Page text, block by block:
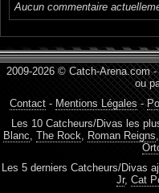
Aucun commentaire
2009-2026 © Catch-Arena.com
ou
Contact - Mentions Légales-
Les 10 Catcheurs/Divas les
Blanc, The Rock, Roman Reigns,
Les 5 derniers Catcheurs/Divas
Jr, Cat